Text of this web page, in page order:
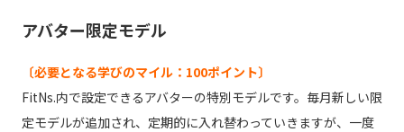
アバター限定モデル
〔必要となる学びのマイル：100ポイント〕
FitNs.内で設定できるアバターの特別モデルです。毎月新しい限
定モデルが追加され、定期的に入れ替わっていきますが、一度